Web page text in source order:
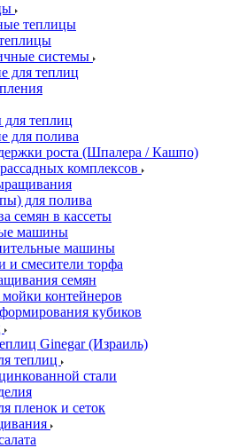
теплицы
системы
для теплиц
теплиц
для полива
роста (Шпалера / Кашпо)
комплексов
для полива
семян в кассеты
машины
машины
и смесители торфа
семян
контейнеров
кубиков
Ginegar (Израиль)
теплиц
стали
пленок и сеток